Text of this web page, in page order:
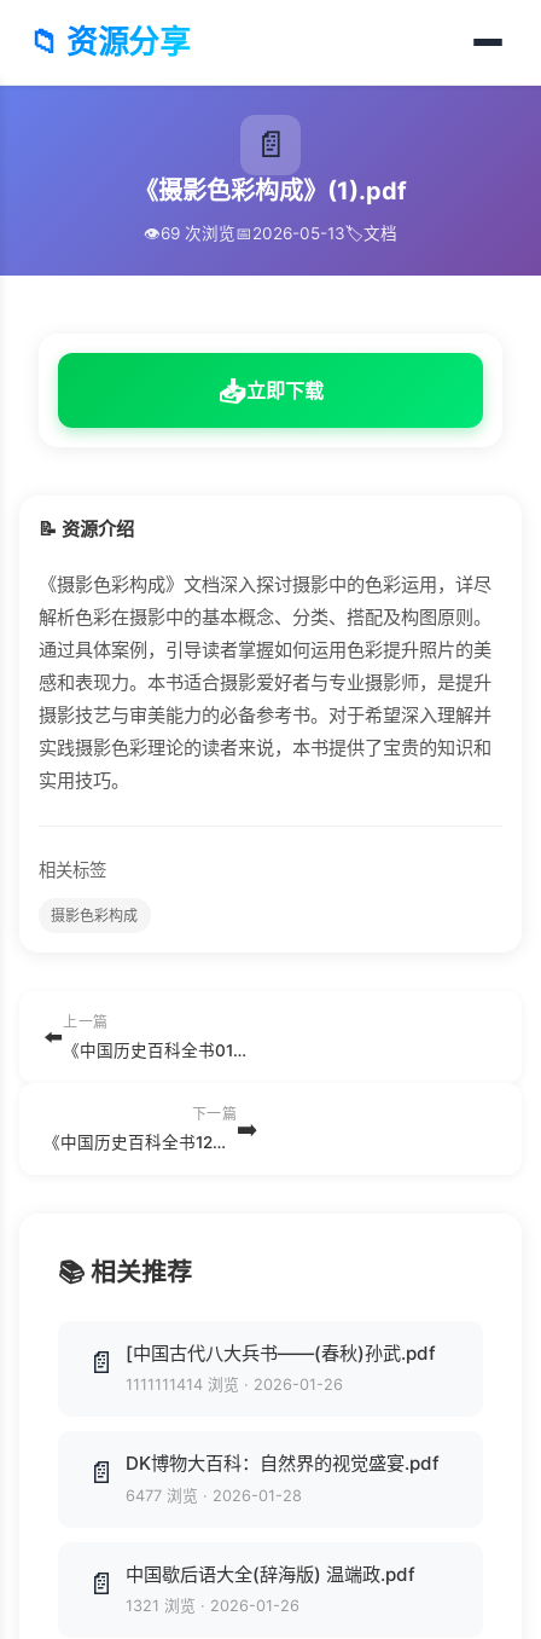
📁 资源分享
📄
《摄影色彩构成》(1).pdf
👁️69 次浏览📅2026-05-13🏷️文档
📥立即下载
📝 资源介绍
《摄影色彩构成》文档深入探讨摄影中的色彩运用，详尽
解析色彩在摄影中的基本概念、分类、搭配及构图原则。
通过具体案例，引导读者掌握如何运用色彩提升照片的美
感和表现力。本书适合摄影爱好者与专业摄影师，是提升
摄影技艺与审美能力的必备参考书。对于希望深入理解并
实践摄影色彩理论的读者来说，本书提供了宝贵的知识和
实用技巧。
相关标签
摄影色彩构成
⬅️
上一篇
《中国历史百科全书01：政治斗争卷》主编：徐寒.pdf
下一篇
《中国历史百科全书12：民风民俗卷》主编：徐寒.pdf ➡️
📚 相关推荐
📄 [中国古代八大兵书——(春秋)孙武.pdf
1111111414 浏览 · 2026-01-26
📄 DK博物大百科：自然界的视觉盛宴.pdf
6477 浏览 · 2026-01-28
📄 中国歇后语大全(辞海版) 温端政.pdf
1321 浏览 · 2026-01-26